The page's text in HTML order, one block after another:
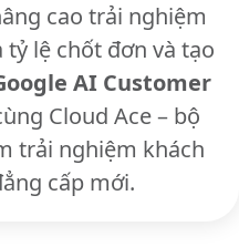
cao trải nghiệm
lệ chốt đơn và tạo
AI Customer
Cloud Ace – bộ
trải nghiệm khách
cấp mới.